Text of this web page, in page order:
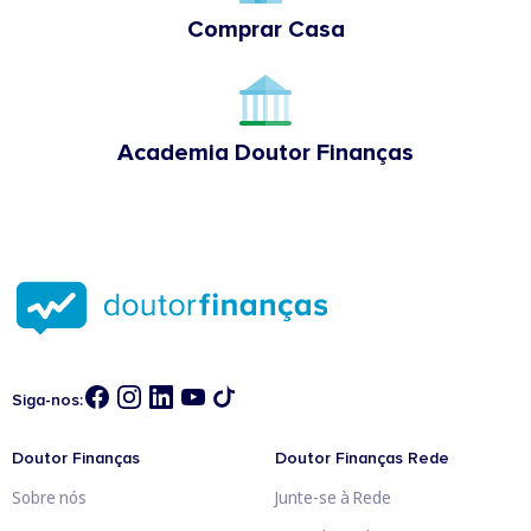
Comprar Casa
Academia Doutor Finanças
Siga-nos:
Doutor Finanças
Sobre nós
Doutor Finanças Rede
Junte-se à Rede